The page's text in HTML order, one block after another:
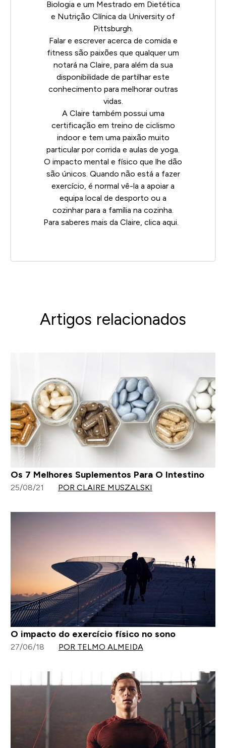
Biologia e um Mestrado em Dietética
e Nutrição Clínica da University of
Pittsburgh.
Falar e escrever acerca de comida e
fitness são paixões que qualquer um
notará na Claire, para além da sua
disponibilidade de partilhar este
conhecimento para melhorar outras
vidas.
A Claire também possui uma
certificação em treino de ciclismo
indoor e tem uma paixão muito
particular por corrida e aulas de yoga.
O impacto mental e físico que lhe dão
são únicos. Quando não está a fazer
exercício, é normal vê-la a apoiar a
equipa local de desporto ou a
cozinhar para a família na cozinha.
Para saberes mais da Claire, clica aqui
Artigos relacionados
Os 7 Melhores Suplementos Para O Intestino
25/08/21 POR CLAIRE MUSZALSKI
O impacto do exercício físico no sono
27/06/18 POR TELMO ALMEIDA